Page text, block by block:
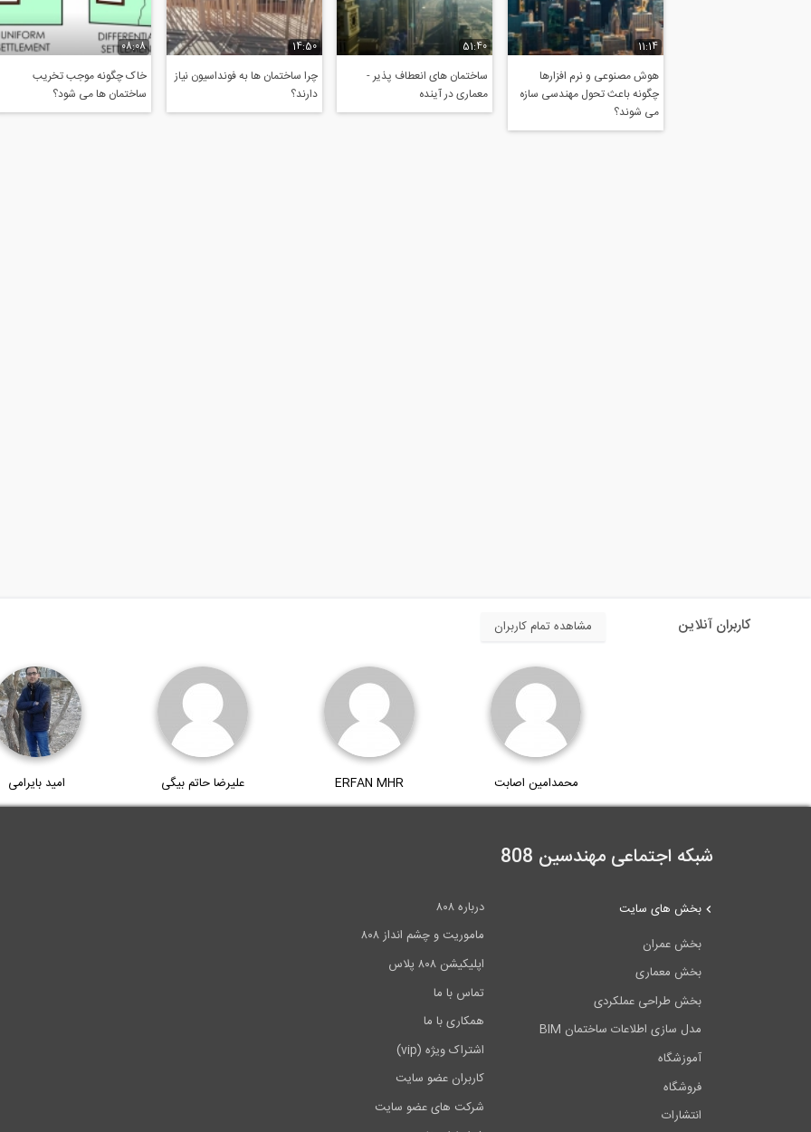
11:14
هوش مصنوعی و نرم افزارها
چگونه باعث تحول مهندسی سازه
می شوند؟
51:40
ساختمان های انعطاف پذیر -
معماری در آینده
14:50
چرا ساختمان ها به فونداسیون نیاز
دارند؟
08:08
خاک چگونه موجب تخریب
ساختمان ها می شود؟
کاربران آنلاین مشاهده تمام کاربران
محمدامین اصابت ERFAN MHR علیرضا حاتم بیگی امید بایرامی
شبکه اجتماعی مهندسین 808
درباره ۸۰۸
ماموریت و چشم انداز ۸۰۸
اپلیکیشن ۸۰۸ پلاس
تماس با ما
همکاری با ما
اشتراک ویژه (vip)
کاربران عضو سایت
شرکت های عضو سایت
بخش های سایت
بخش عمران
بخش معماری
بخش طراحی عملکردی
مدل سازی اطلاعات ساختمان BIM
آموزشگاه
فروشگاه
انتشارات